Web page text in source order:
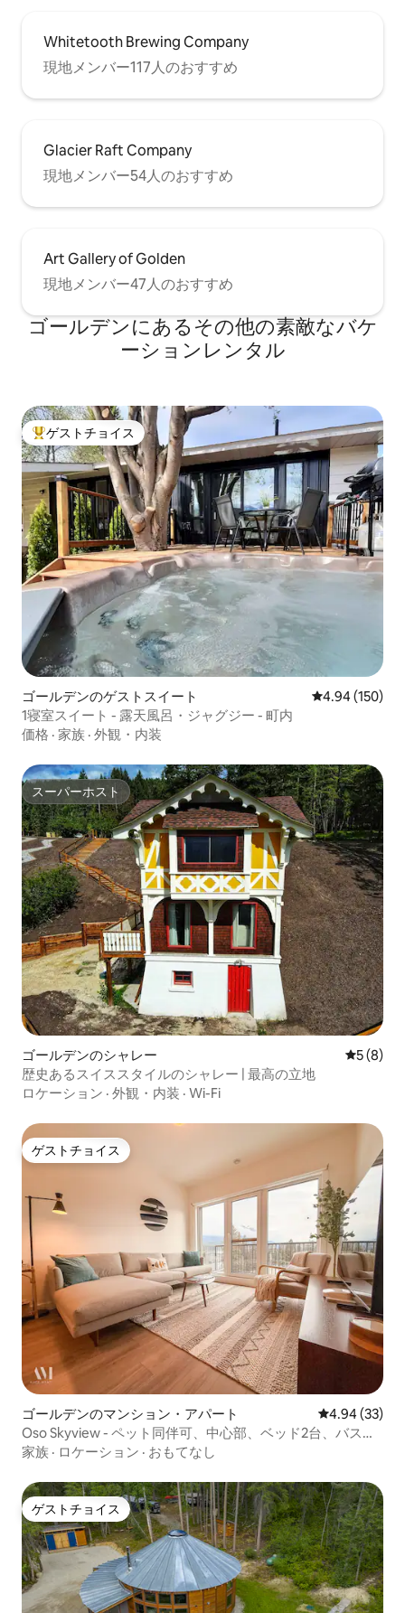
Whitetooth Brewing Company
現地メンバー117人のおすすめ
Glacier Raft Company
現地メンバー54人のおすすめ
Art Gallery of Golden
現地メンバー47人のおすすめ
ゴールデンにあるその他の素敵なバケ
ーションレンタル
大好評のゲストチョイスです。
ゲストチョイス
ゴールデンのゲストスイート レビュー150
4.94 (150)
1寝室スイート - 露天風呂・ジャグジー - 町内
価格 · 家族 · 外観・内装
スーパーホスト
スーパーホスト
ゴールデンのシャレー レビュー
5 (8)
歴史あるスイススタイルのシャレー | 最高の立地
ロケーション · 外観・内装 · Wi-Fi
ゲストチョイス
ゲストチョイス
ゴールデンのマンション・アパート レビュー33
4.94 (33)
Oso Skyview - ペット同伴可、中心部、ベッド2台、バスル
ーム2室
家族 · ロケーション · おもてなし
ゲストチョイス
ゲストチョイス